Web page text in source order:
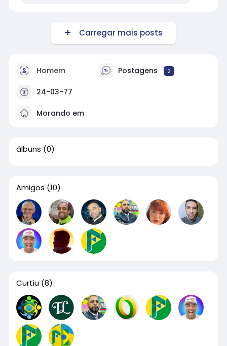
Carregar mais posts
Homem Postagens 2
24-03-77
Morando em
álbuns (0)
Amigos (10)
Curtiu (8)